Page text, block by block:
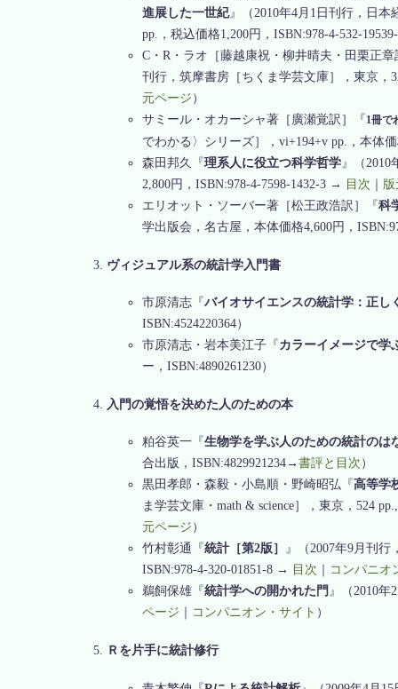
進展した一世紀』（2010年4月1日刊行，日本
pp.，税込価格1,200円，ISBN:978-4-532-
C・R・ラオ［藤越康祝・柳井晴夫・田栗正章
刊行，筑摩書房［ちくま学芸文庫］，東京，
元ページ ）
サミール・オカーシャ著［廣瀬覚訳］『 1冊で
でわかる〉シリーズ］，vi+194+v pp.，本体
森田邦久『理系人に役立つ科学哲学』（2010
2,800円，ISBN:978-4-7598-1432-3 →
目次
エリオット・ソーバー著［松王政浩訳］『科
学出版会，名古屋，本体価格4,600円，
ヴィジュアル系の統計学入門書
市原清志『バイオサイエンスの統計学：正し
ISBN:4524220364）
市原清志・岩本美江子『 カラーイメージで学
ー，ISBN:4890261230）
入門の覚悟を決めた人のための本
粕谷英一『生物学を学ぶ人のための統計のは
合出版，ISBN:4829921234→ 書評と目次 ）
黒田孝郎・森毅・小島順・野崎昭弘『高等学
ま学芸文庫・math & science］，東京，524
元ページ ）
竹村彰通『統計［第2版］
』（2007年9月刊
ISBN:978-4-320-01851-8 →
目次
コンパニオ
鵜飼保雄『統計学への開かれた門 』（2010
ページ
コンパニオン・サイト ）
Ｒを片手に統計修行